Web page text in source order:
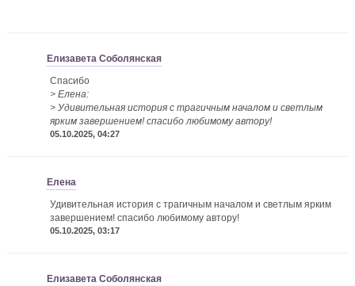
Елизавета Соболянская
Спасибо
> Елена:
> Удивительная история с трагичным началом и светлым
ярким завершением! спасибо любимому автору!
05.10.2025, 04:27
Елена
Удивительная история с трагичным началом и светлым ярким
завершением! спасибо любимому автору!
05.10.2025, 03:17
Елизавета Соболянская